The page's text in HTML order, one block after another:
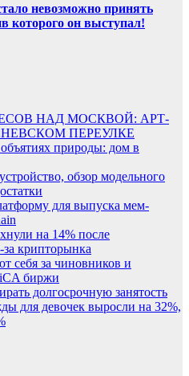
невозможно принять
которого он выступал!
НАД МОСКВОЙ: АРТ-
ПЕРЕУЛКЕ
природы: дом в
обзор модельного
для выпуска мем-
на 14% после
за крипторынка
за чиновников и
биржи
долгосрочную занятость
для девочек выросли на 32%,